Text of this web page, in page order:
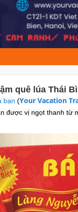
quê lúa Thái
bạn (Your Vacation
được vị ngọt thanh từ